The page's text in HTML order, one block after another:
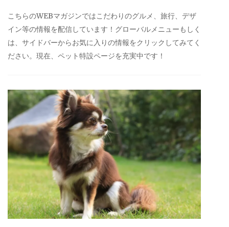
こちらのWEBマガジンではこだわりのグルメ、旅行、デザ
イン等の情報を配信しています！グローバルメニューもしく
は、サイドバーからお気に入りの情報をクリックしてみてく
ださい。現在、ペット特設ページを充実中です！